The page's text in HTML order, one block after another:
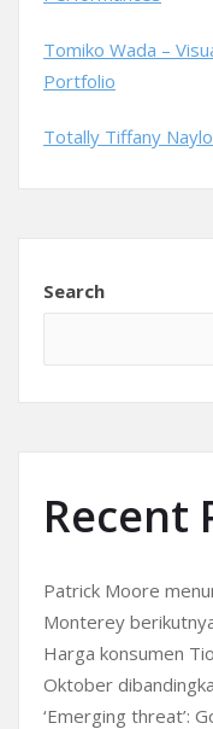
Tomiko Wada –
Portfolio
Totally Tiffany
Search
Recent
Patrick Moore
Monterey
Harga konsumen
Oktober
‘Emerging threat’: